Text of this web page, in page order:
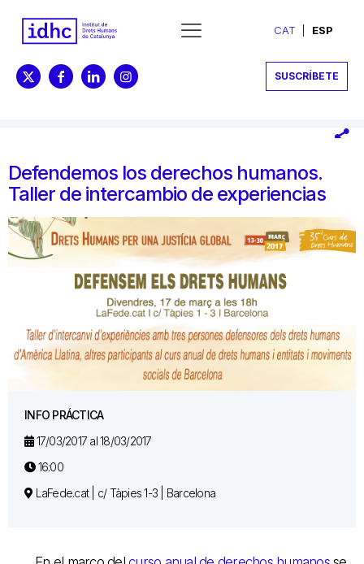
CAT ESP
SUSCRÍBETE
Defendemos los derechos humanos.
Taller de intercambio de experiencias
INFO PRÁCTICA
17/03/2017 al 18/03/2017
16:00
LaFede.cat | c/ Tàpies 1-3 | Barcelona